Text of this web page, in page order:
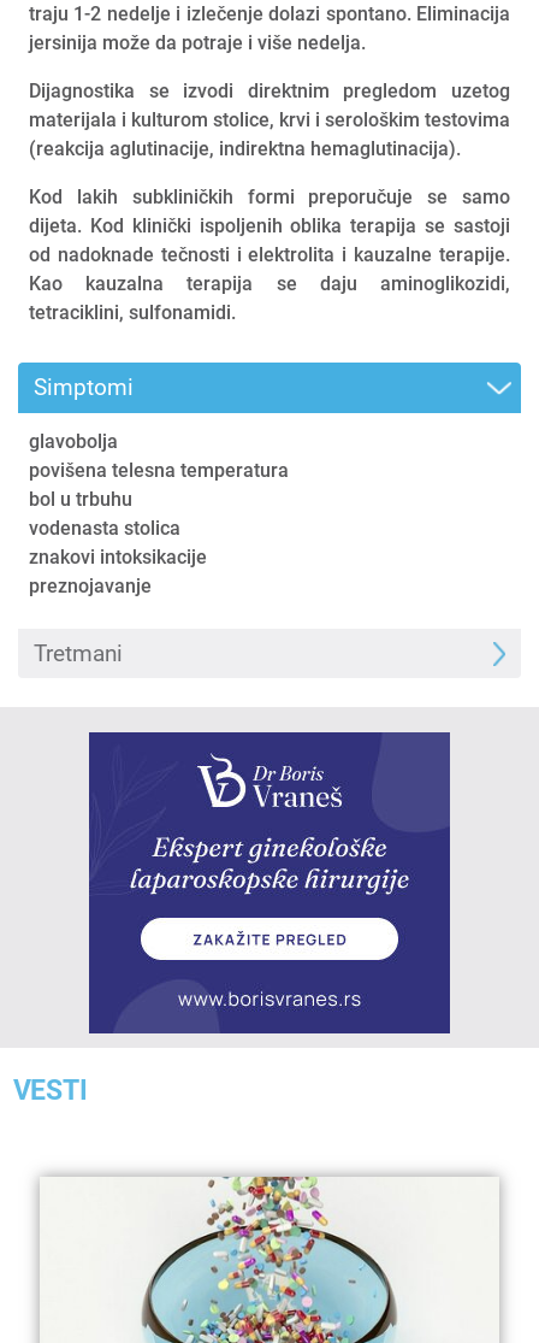
traju 1-2 nedelje i izlečenje dolazi spontano. Eliminacija
jersinija može da potraje i više nedelja.
Dijagnostika se izvodi direktnim pregledom uzetog
materijala i kulturom stolice, krvi i serološkim testovima
(reakcija aglutinacije, indirektna hemaglutinacija).
Kod lakih subkliničkih formi preporučuje se samo
dijeta. Kod klinički ispoljenih oblika terapija se sastoji
od nadoknade tečnosti i elektrolita i kauzalne terapije.
Kao kauzalna terapija se daju aminoglikozidi,
tetraciklini, sulfonamidi.
Simptomi
glavobolja
povišena telesna temperatura
bol u trbuhu
vodenasta stolica
znakovi intoksikacije
preznojavanje
Tretmani
VESTI